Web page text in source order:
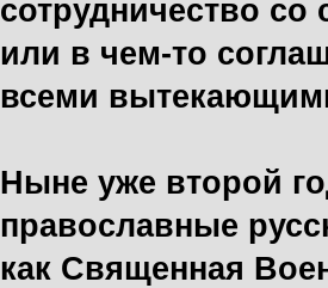
сотрудничество со
или в чем-то
всеми
Ныне уже второй
православные
как Священная